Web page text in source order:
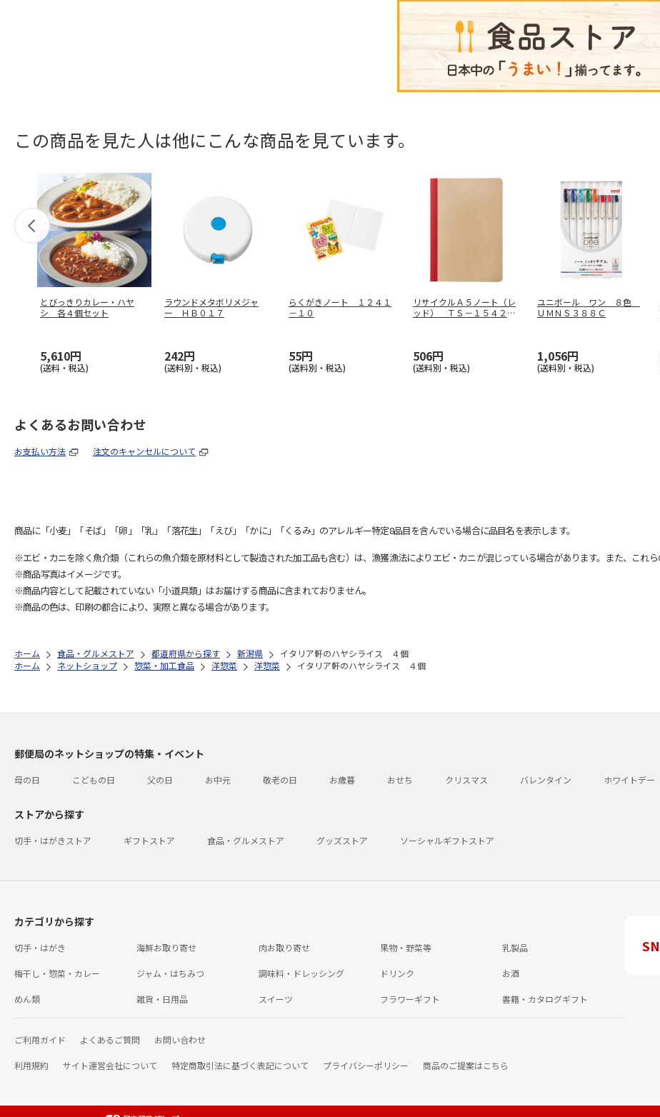
この商品を見た人は他にこんな商品を見ています。
とびっきりカレー・ハヤ
シ 各４個セット
5,610円
(送料・税込)
ラウンドメタボリメジャ
ー ＨＢ０１７
242円
(送料別・税込)
らくがきノート １２４１
－１０
55円
(送料別・税込)
リサイクルＡ５ノート（レ
ッド） ＴＳ－１５４２－
506円
(送料別・税込)
ユニボール ワン ８色
ＵＭＮＳ３８８Ｃ
1,056円
(送料別・税込)
よくあるお問い合わせ
お支払い方法 注文のキャンセルについて
商品に「小麦」「そば」「卵」「乳」「落花生」「えび」「かに」「くるみ」のアレルギー特定8品目を含んでいる場合に品目名を表示します。
※エビ・カニを除く魚介類（これらの魚介類を原材料として製造された加工品も含む）は、漁獲漁法によりエビ・カニが混じっている場合があります。また、これ
※商品写真はイメージです。
※商品内容として記載されていない「小道具類」はお届けする商品に含まれておりません。
※商品の色は、印刷の都合により、実際と異なる場合があります。
ホーム 食品・グルメストア 都道府県から探す 新潟県
イタリア軒のハヤシライス ４個
ホーム
ネットショップ 惣菜・加工食品 洋惣菜 洋惣菜 イタリア軒のハヤシライス ４個
郵便局のネットショップの特集・イベント
母の日 こどもの日 父の日 お中元 敬老の日 お歳暮 おせち クリスマス バレンタイン ホワイトデー
ストアから探す
切手・はがきストア ギフトストア 食品・グルメストア グッズストア ソーシャルギフトストア
カテゴリから探す
切手・はがき 海鮮お取り寄せ 肉お取り寄せ 果物・野菜等 乳製品
梅干し・惣菜・カレー ジャム・はちみつ 調味料・ドレッシング ドリンク お酒
めん類 雑貨・日用品 スイーツ フラワーギフト 書籍・カタログギフト
ご利用ガイド よくあるご質問 お問い合わせ
利用規約 サイト運営会社について 特定商取引法に基づく表記について プライバシーポリシー 商品のご提案はこちら